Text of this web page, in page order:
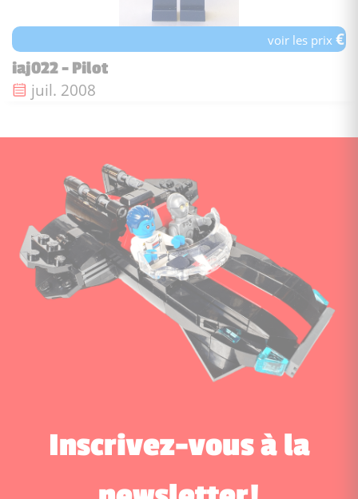
voir les prix€
iaj022 - Pilot
Date de sortie :
juil. 2008
Inscrivez-vous à la